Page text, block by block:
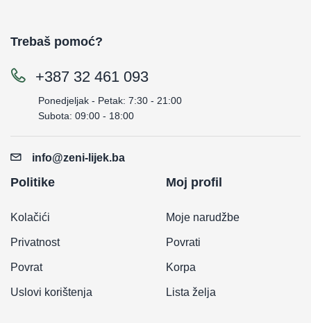
Trebaš pomoć?
+387 32 461 093
Ponedjeljak - Petak: 7:30 - 21:00
Subota: 09:00 - 18:00
info@zeni-lijek.ba
Politike
Kolačići
Privatnost
Povrat
Uslovi korištenja
Moj profil
Moje narudžbe
Povrati
Korpa
Lista želja